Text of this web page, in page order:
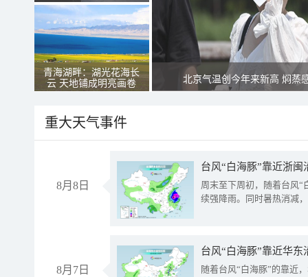
青海湖畔：湖光花海长
云 天地铺成明亮画卷
北京气温创今年来新高 焖蒸
重大天气事件
8月8日
台风“白海豚”靠近浙
周末至下周初，随着台风“
续强降雨。同时暑热消减
8月7日
台风“白海豚”靠近华
随着台风“白海豚”的靠近